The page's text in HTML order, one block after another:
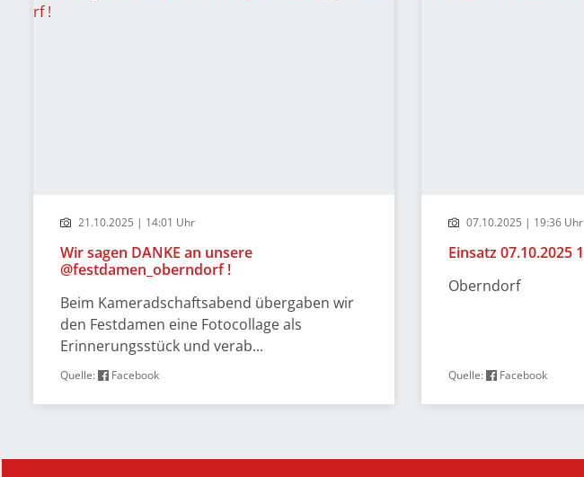
21.10.2025 | 14:01 Uhr
Wir sagen DANKE an unsere
@festdamen_oberndorf !
Beim Kameradschaftsabend übergaben wir
den Festdamen eine Fotocollage als
Erinnerungsstück und verab...
Quelle: Facebook
07.10.2025 | 19:36 Uhr
Einsatz 07.10.2025
Oberndorf
Quelle: Facebook